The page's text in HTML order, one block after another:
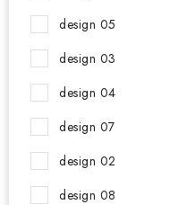
design 05
design 03
design 04
design 07
design 02
design 08